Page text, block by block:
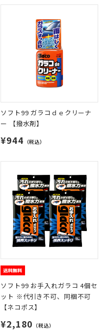
ソフト99 ガラコｄｅクリーナ
ー 【撥水剤】
¥944 （税込）
ソフト99 お手入れガラコ 4個セ
ット ※代引き不可、同梱不可
【ネコポス】
¥2,180 （税込）